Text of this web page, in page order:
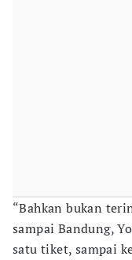
“Bahkan bukan
sampai Bandung,
satu tiket, sampai